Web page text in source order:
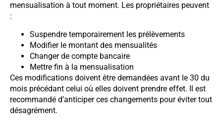
mensualisation à tout moment. Les propriétaires peuvent
:
Suspendre temporairement les prélèvements
Modifier le montant des mensualités
Changer de compte bancaire
Mettre fin à la mensualisation
Ces modifications doivent être demandées avant le 30 du
mois précédant celui où elles doivent prendre effet. Il est
recommandé d’anticiper ces changements pour éviter tout
désagrément.